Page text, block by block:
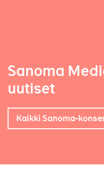
Sanoma
uutiset
Kaikki Sanoma-